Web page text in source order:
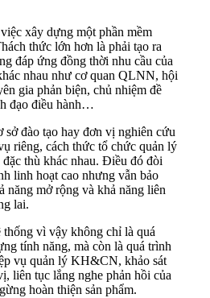
xây dựng một phần mềm
thức lớn hơn là phải tạo ra
đáp ứng đồng thời nhu cầu của
nhau như cơ quan QLNN, hội
gia phản biện, chủ nhiệm đề
đạo điều hành…
đào tạo hay đơn vị nghiên cứu
riêng, cách thức tổ chức quản lý
thù khác nhau. Điều đó đòi
linh hoạt cao nhưng vẫn bảo
năng mở rộng và khả năng liên
lai.
thống vì vậy không chỉ là quá
tính năng, mà còn là quá trình
vụ quản lý KH&CN, khảo sát
liên tục lắng nghe phản hồi của
hoàn thiện sản phẩm.